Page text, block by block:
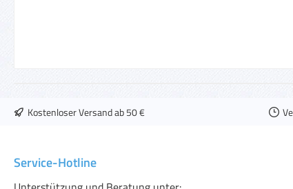
Kostenloser Versand ab 50 €
Service-Hotline